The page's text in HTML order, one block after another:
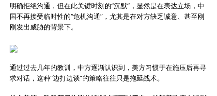
明确拒绝沟通，但在此关键时刻的“沉默”，显然是在表达立场，中
国不再接受临时性的“危机沟通”，尤其是在对方缺乏诚意、甚至刚
刚发出威胁的背景下。
通过过去几年的教训，中方逐渐认识到，美方习惯于在施压后再寻
求对话，这种“边打边谈”的策略往往只是拖延战术。